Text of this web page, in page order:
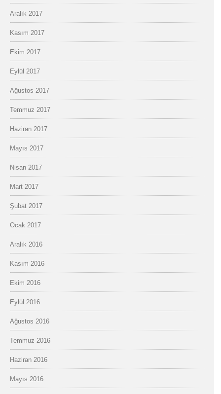
Aralık 2017
Kasım 2017
Ekim 2017
Eylül 2017
Ağustos 2017
Temmuz 2017
Haziran 2017
Mayıs 2017
Nisan 2017
Mart 2017
Şubat 2017
Ocak 2017
Aralık 2016
Kasım 2016
Ekim 2016
Eylül 2016
Ağustos 2016
Temmuz 2016
Haziran 2016
Mayıs 2016